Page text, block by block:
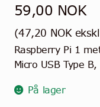
59,00 NOK
(47,20 NOK
Raspberry Pi 1
Micro USB Type
På lager